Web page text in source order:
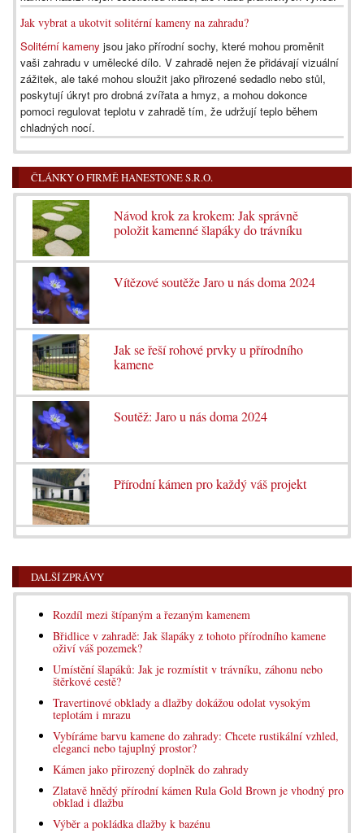
Jak vybrat a ukotvit solitérní kameny na zahradu?
Solitérní kameny jsou jako přírodní sochy, které mohou proměnit
vaši zahradu v umělecké dílo. V zahradě nejen že přidávají vizuální
zážitek, ale také mohou sloužit jako přirozené sedadlo nebo stůl,
poskytují úkryt pro drobná zvířata a hmyz, a mohou dokonce
pomoci regulovat teplotu v zahradě tím, že udržují teplo během
chladných nocí.
ČLÁNKY O FIRMĚ HANESTONE S.R.O.
Návod krok za krokem: Jak správně
položit kamenné šlapáky do trávníku
Vítězové soutěže Jaro u nás doma 2024
Jak se řeší rohové prvky u přírodního
kamene
Soutěž: Jaro u nás doma 2024
Přírodní kámen pro každý váš projekt
DALŠÍ ZPRÁVY
Rozdíl mezi štípaným a řezaným kamenem
Břidlice v zahradě: Jak šlapáky z tohoto přírodního kamene
oživí váš pozemek?
Umístění šlapáků: Jak je rozmístit v trávníku, záhonu nebo
štěrkové cestě?
Travertinové obklady a dlažby dokážou odolat vysokým
teplotám i mrazu
Vybíráme barvu kamene do zahrady: Chcete rustikální vzhled,
eleganci nebo tajuplný prostor?
Kámen jako přirozený doplněk do zahrady
Zlatavě hnědý přírodní kámen Rula Gold Brown je vhodný pro
obklad i dlažbu
Výběr a pokládka dlažby k bazénu